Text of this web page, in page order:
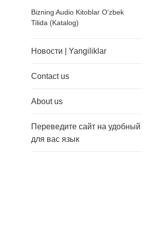
Bizning Audio Kitoblar О'zbek
Tilida (Katalog)
Новости | Yangiliklar
Contact us
About us
Переведите сайт на удобный
для вас язык